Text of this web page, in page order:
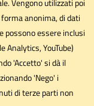
Vengono utilizzati poi
anonima, di dati
possono essere inclusi
Analytics, YouTube)
'Accetto' si dà il
'Nego' i
di terze parti non